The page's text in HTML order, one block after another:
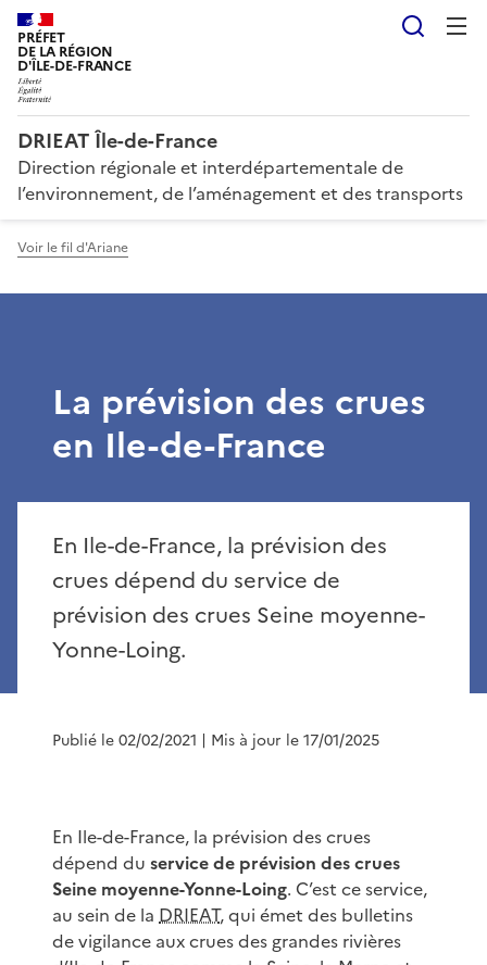
PRÉFET
DE LA RÉGION
D'ÎLE-DE-FRANCE
DRIEAT Île-de-France
Direction régionale et interdépartementale de
l’environnement, de l’aménagement et des transports
Voir le fil d'Ariane
La prévision des crues
en Ile-de-France
En Ile-de-France, la prévision des
crues dépend du service de
prévision des crues Seine moyenne-
Yonne-Loing.
Publié le 02/02/2021 | Mis à jour le 17/01/2025
En Ile-de-France, la prévision des crues
dépend du service de prévision des crues
Seine moyenne-Yonne-Loing. C’est ce service,
au sein de la DRIEAT, qui émet des bulletins
de vigilance aux crues des grandes rivières